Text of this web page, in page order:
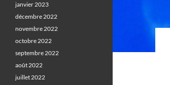
janvier 2023
décembre 2022
novembre 2022
octobre 2022
septembre 2022
août 2022
juillet 2022